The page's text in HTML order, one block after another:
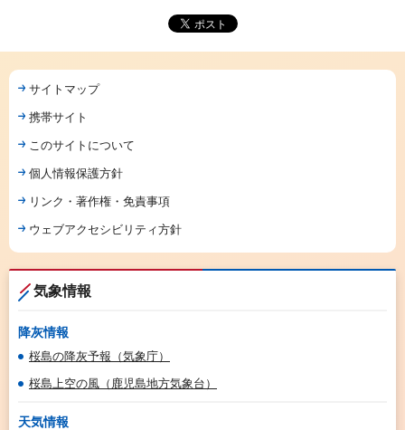
サイトマップ
携帯サイト
このサイトについて
個人情報保護方針
リンク・著作権・免責事項
ウェブアクセシビリティ方針
気象情報
降灰情報
桜島の降灰予報（気象庁）
桜島上空の風（鹿児島地方気象台）
天気情報